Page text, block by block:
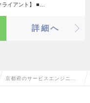
ライアント】 ■…
詳細へ
京都府のサービスエンジニ